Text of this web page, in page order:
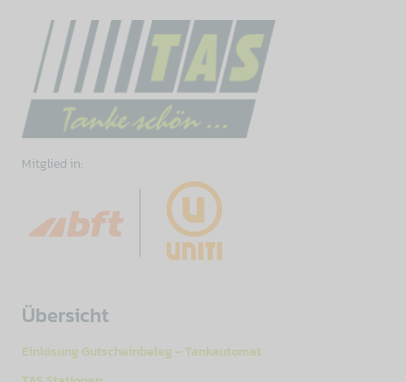
Mitglied in:
Übersicht
Einlösung Gutscheinbeleg – Tankautomat